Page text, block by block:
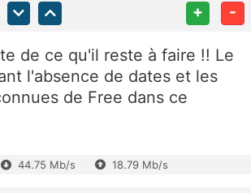
+ -
de ce qu'il reste à faire !! Le
l'absence de dates et les
de Free dans ce
44.75 Mb/s 18.79 Mb/s